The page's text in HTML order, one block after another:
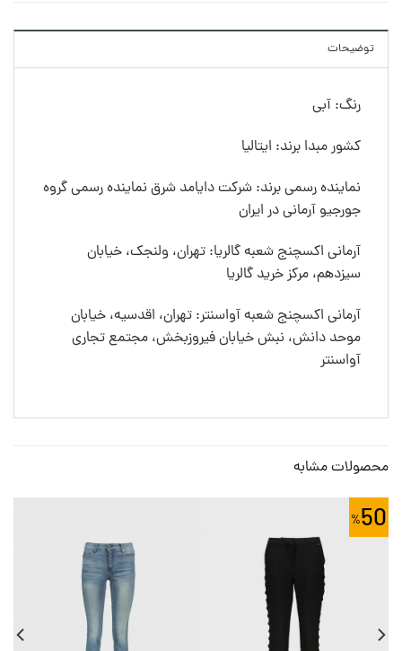
توضیحات
رنگ: آبی
کشور مبدا برند: ایتالیا
نماینده رسمی برند: شرکت دایامد شرق نماینده رسمی گروه
جورجیو آرمانی در ایران
آرمانی اکسچنج شعبه گالریا: تهران، ولنجک، خیابان
سیزدهم، مرکز خرید گالریا
آرمانی اکسچنج شعبه آواسنتر: تهران، اقدسیه، خیابان
موحد دانش، نبش خیابان فیروزبخش، مجتمع تجاری
آواسنتر
محصولات مشابه
50